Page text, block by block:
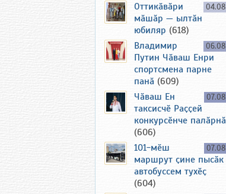
04.08
Оттикӑвӑри
мӑшӑр — ылтӑн
юбиляр (618)
06.08
Владимир
Путин Чӑваш Енри
спортсмена парне
панӑ (609)
07.08
Чӑваш Ен
таксисчӗ Раҫҫей
конкурсӗнче палӑрнӑ
(606)
07.08
101-мӗш
маршрут ҫине пысӑк
автобуссем тухӗҫ
(604)